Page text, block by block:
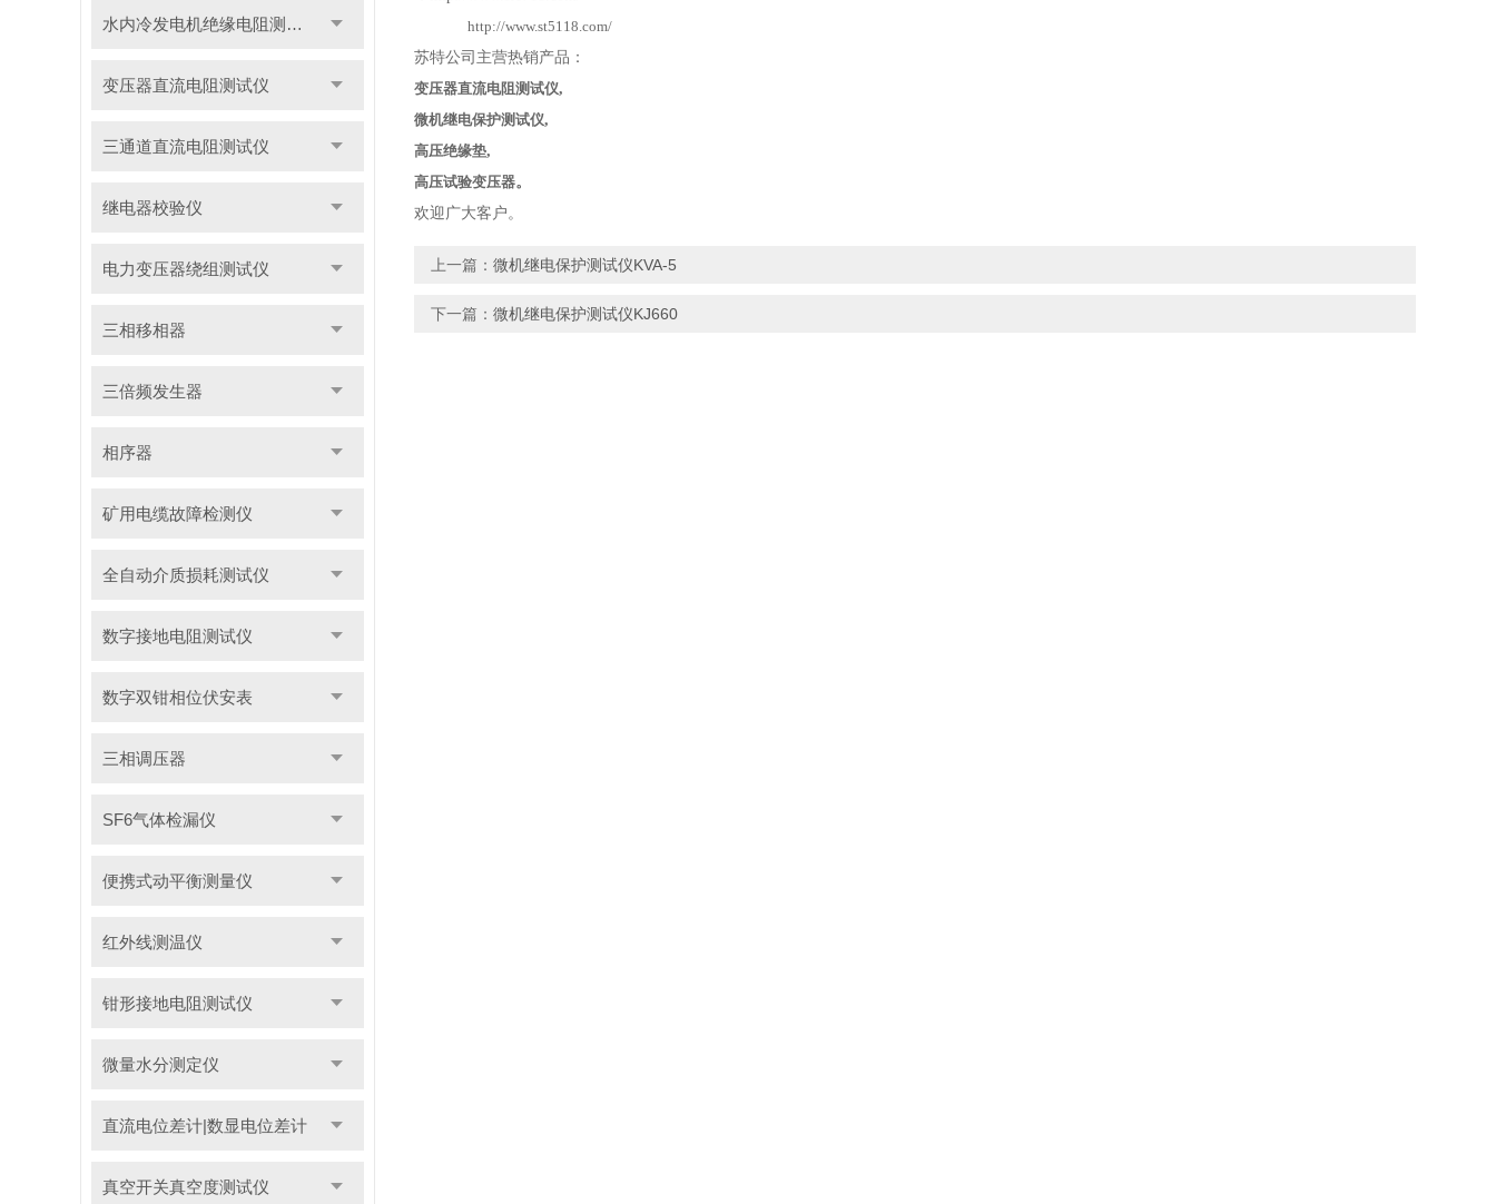
http://www.st5118.com/
苏特公司主营热销产品：
变压器直流电阻测试仪,
微机继电保护测试仪,
高压绝缘垫,
高压试验变压器。
欢迎广大客户。
上一篇： 微机继电保护测试仪KVA-5
下一篇： 微机继电保护测试仪KJ660
水内冷发电机绝缘电阻测试仪
变压器直流电阻测试仪
三通道直流电阻测试仪
继电器校验仪
电力变压器绕组测试仪
三相移相器
三倍频发生器
相序器
矿用电缆故障检测仪
全自动介质损耗测试仪
数字接地电阻测试仪
数字双钳相位伏安表
三相调压器
SF6气体检漏仪
便携式动平衡测量仪
红外线测温仪
钳形接地电阻测试仪
微量水分测定仪
直流电位差计|数显电位差计
真空开关真空度测试仪